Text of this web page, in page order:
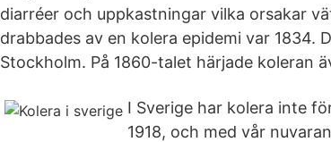
diarréer och uppkastningar vilka orsakar
drabbades av en kolera epidemi var 1834.
Stockholm. På 1860-talet härjade koleran
I Sverige har kolera inte
1918, och med vår